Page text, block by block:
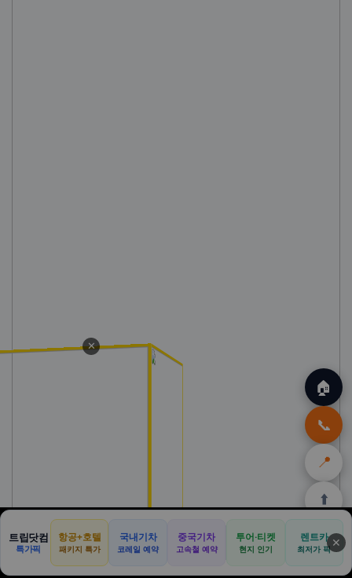
🏠
📞
📍
⬆️
🏠
홈
✈️
트립
닷컴
🛡️
여행
🛒
테무
🎁
아마존
할인
✕
트립닷컴
특가픽
항공+호텔
패키지 특가
국내기차
코레일 예약
중국기차
고속철 예약
투어·티켓
현지 인기
렌트카
최저가 픽✕